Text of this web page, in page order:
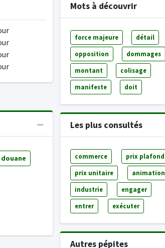
Mots à découvrir
force majeure détail
opposition dommages
montant colisage
manifeste doit
Les plus consultés
commerce prix plafond
prix unitaire animation
industrie engager
entrer exécuter
Autres pépites